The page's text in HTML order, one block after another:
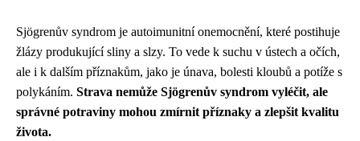
Sjögrenův syndrom je autoimunitní onemocnění, které postihuje
žlázy produkující sliny a slzy. To vede k suchu v ústech a očích,
ale i k dalším příznakům, jako je únava, bolesti kloubů a potíže s
polykáním. Strava nemůže Sjögrenův syndrom vyléčit, ale
správné potraviny mohou zmírnit příznaky a zlepšit kvalitu
života.